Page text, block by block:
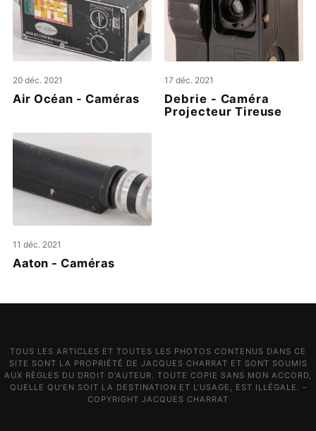
20 déc. 2021
Air Océan - Caméras
17 déc. 2021
Debrie - Caméra
Projecteur Tireuse
11 déc. 2021
Aaton - Caméras
TOUS LES ARTICLES ET TOUTES LES PHOTOS CONTENUS DANS CE
SITE SONT LA PROPRIÉTÉ DE JACQUES CHARRAT ET SONT SOUMIS
AUX RÈGLES DU DROIT D'AUTEUR. TOUTE COPIE SANS MON ACCORD,
QUELLE QU'EN SOIT LA DESTINATION ET L'USAGE, EST ILLÉGALE. -
COPYRIGHT JACQUES CHARRAT